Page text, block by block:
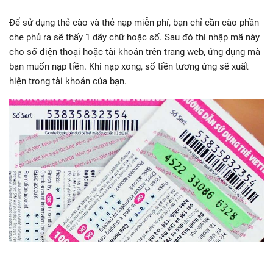
Để sử dụng thẻ cào và thẻ nạp miễn phí, bạn chỉ cần cào phần
che phủ ra sẽ thấy 1 dãy chữ hoặc số. Sau đó thì nhập mã này
cho số điện thoại hoặc tài khoản trên trang web, ứng dụng mà
bạn muốn nạp tiền. Khi nạp xong, số tiền tương ứng sẽ xuất
hiện trong tài khoản của bạn.